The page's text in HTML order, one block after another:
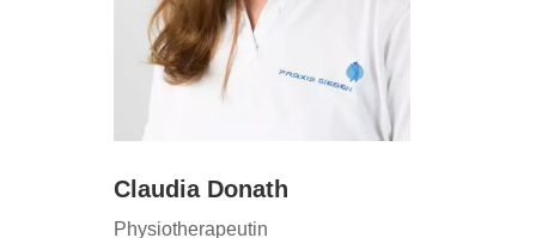
Claudia Donath
Physiotherapeutin